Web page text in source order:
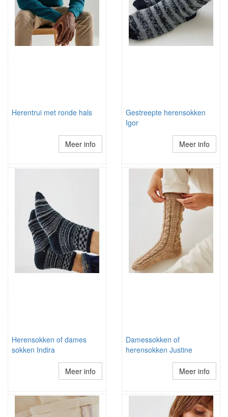
Herentrui met ronde hals
Meer info
Gestreepte herensokken
Igor
Meer info
Herensokken of dames
sokken Indira
Meer info
Damessokken of
herensokken Justine
Meer info